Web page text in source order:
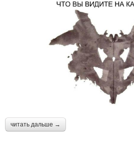
читать дальше →